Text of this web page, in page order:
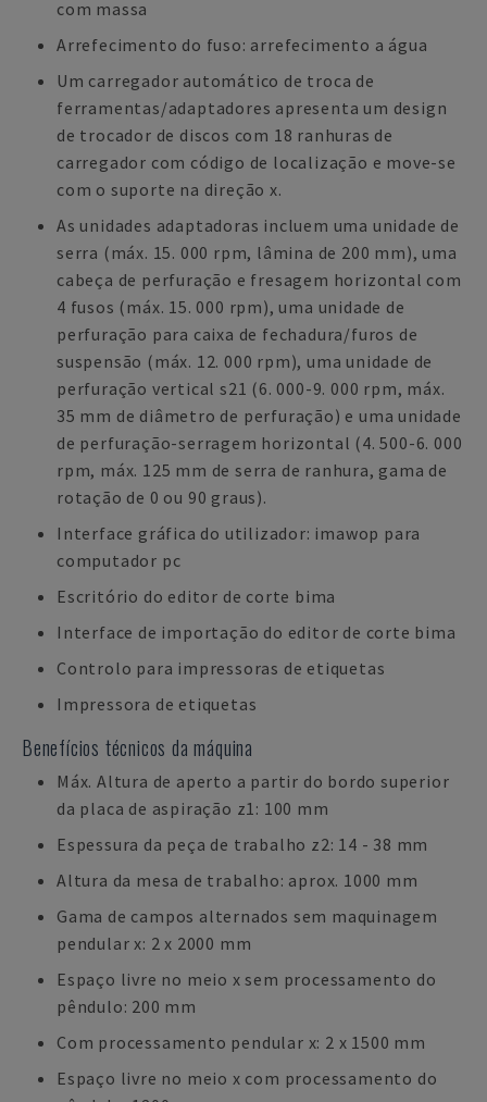
com massa
Arrefecimento do fuso: arrefecimento a água
Um carregador automático de troca de
ferramentas/adaptadores apresenta um design
de trocador de discos com 18 ranhuras de
carregador com código de localização e move-se
com o suporte na direção x.
As unidades adaptadoras incluem uma unidade de
serra (máx. 15. 000 rpm, lâmina de 200 mm), uma
cabeça de perfuração e fresagem horizontal com
4 fusos (máx. 15. 000 rpm), uma unidade de
perfuração para caixa de fechadura/furos de
suspensão (máx. 12. 000 rpm), uma unidade de
perfuração vertical s21 (6. 000-9. 000 rpm, máx.
35 mm de diâmetro de perfuração) e uma unidade
de perfuração-serragem horizontal (4. 500-6. 000
rpm, máx. 125 mm de serra de ranhura, gama de
rotação de 0 ou 90 graus).
Interface gráfica do utilizador: imawop para
computador pc
Escritório do editor de corte bima
Interface de importação do editor de corte bima
Controlo para impressoras de etiquetas
Impressora de etiquetas
Benefícios técnicos da máquina
Máx. Altura de aperto a partir do bordo superior
da placa de aspiração z1: 100 mm
Espessura da peça de trabalho z2: 14 - 38 mm
Altura da mesa de trabalho: aprox. 1000 mm
Gama de campos alternados sem maquinagem
pendular x: 2 x 2000 mm
Espaço livre no meio x sem processamento do
pêndulo: 200 mm
Com processamento pendular x: 2 x 1500 mm
Espaço livre no meio x com processamento do